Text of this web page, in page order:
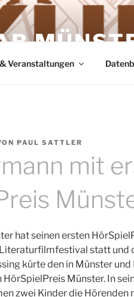
Veranstaltungen
PAUL SATTLER
mit
hat seinen ersten
statt und
kürte den in Münster
Münster. In
zwei Kinder die Hörenden